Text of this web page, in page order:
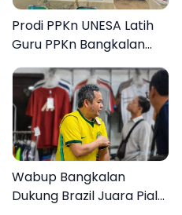
Prodi PPKn UNESA Latih
Guru PPKn Bangkalan
dengan Pembelajaran
Inovasi Teknologi
Wabup Bangkalan
Dukung Brazil Juara Piala